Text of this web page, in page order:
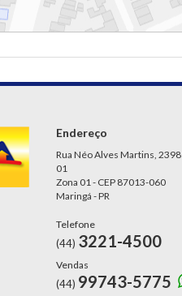
Endereço
Rua Néo Alves Martins, 2398
01
Zona 01 - CEP 87013-060
Maringá - PR
Telefone
(44) 3221-4500
Vendas
(44) 99743-5775